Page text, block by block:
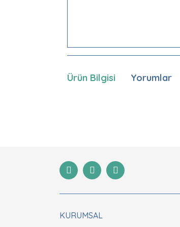
Ürün Bilgisi Yorumlar
Ürün açıklamasında eksik
Bu ürüne benzer farklı alternatifler
KURUMSAL